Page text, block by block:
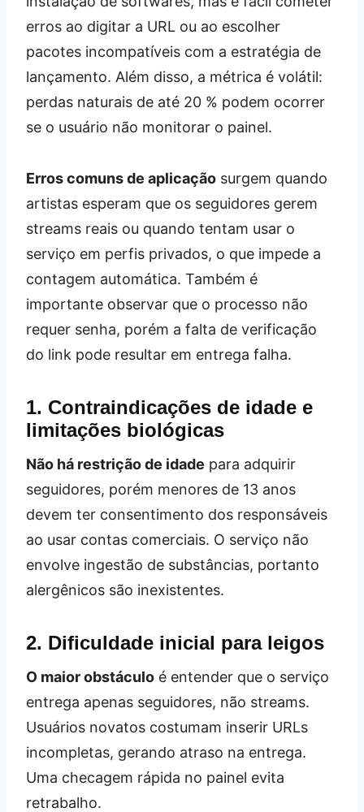
erros ao digitar a URL ou ao escolher
pacotes incompatíveis com a estratégia de
lançamento. Além disso, a métrica é volátil:
perdas naturais de até 20 % podem ocorrer
se o usuário não monitorar o painel.
Erros comuns de aplicação surgem quando
artistas esperam que os seguidores gerem
streams reais ou quando tentam usar o
serviço em perfis privados, o que impede a
contagem automática. Também é
importante observar que o processo não
requer senha, porém a falta de verificação
do link pode resultar em entrega falha.
1. Contraindicações de idade e
limitações biológicas
Não há restrição de idade para adquirir
seguidores, porém menores de 13 anos
devem ter consentimento dos responsáveis
ao usar contas comerciais. O serviço não
envolve ingestão de substâncias, portanto
alergênicos são inexistentes.
2. Dificuldade inicial para leigos
O maior obstáculo é entender que o serviço
entrega apenas seguidores, não streams.
Usuários novatos costumam inserir URLs
incompletas, gerando atraso na entrega.
Uma checagem rápida no painel evita
retrabalho.